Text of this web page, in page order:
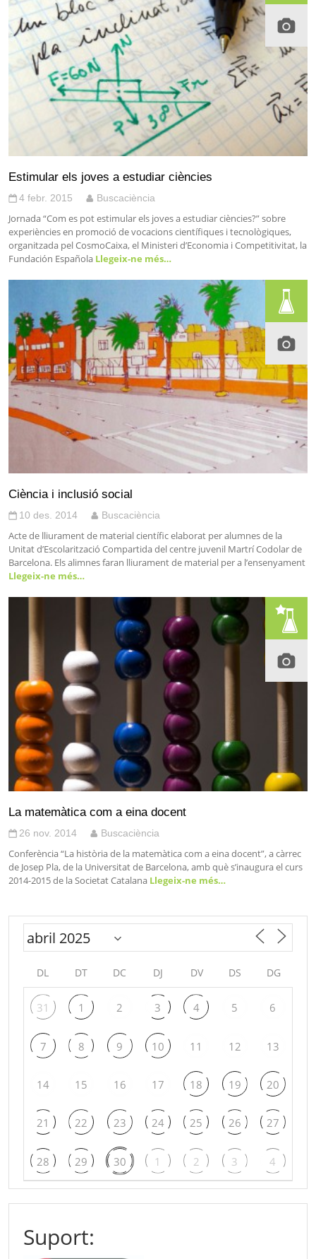
Estimular els joves a estudiar ciències
4 febr. 2015 Buscaciència
Jornada “Com es pot estimular els joves a estudiar ciències?” sobre
experiències en promoció de vocacions científiques i tecnològiques,
organitzada pel CosmoCaixa, el Ministeri d’Economia i Competitivitat, la
Fundación Española Llegeix-ne més…
Ciència i inclusió social
10 des. 2014 Buscaciència
Acte de lliurament de material científic elaborat per alumnes de la
Unitat d’Escolarització Compartida del centre juvenil Martrí Codolar de
Barcelona. Els alimnes faran lliurament de material per a l’ensenyament
Llegeix-ne més…
La matemàtica com a eina docent
26 nov. 2014 Buscaciència
Conferència “La història de la matemàtica com a eina docent”, a càrrec
de Josep Pla, de la Universitat de Barcelona, amb què s’inaugura el curs
2014-2015 de la Societat Catalana Llegeix-ne més…
DL DT DC DJ DV DS DG
31 1 2 3 4 5 6
7 8 9 10 11 12 13
14 15 16 17 18 19 20
21 22 23 24 25 26 27
28 29 30 1 2 3 4
Suport: